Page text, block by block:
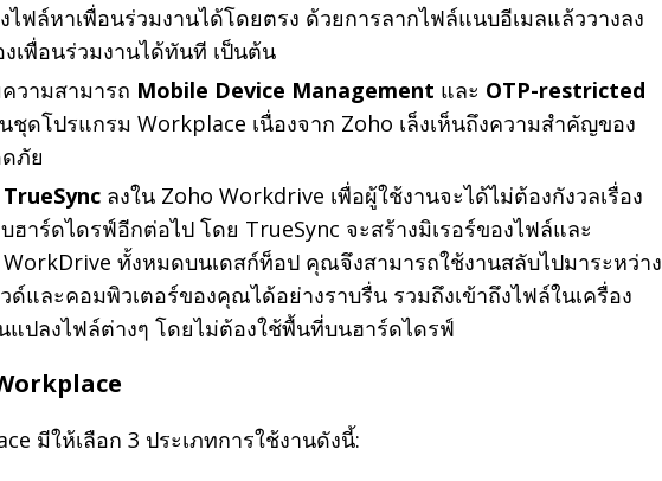
ไฟล์หาเพื่อนร่วมงานได้โดยตรง ด้วยการลากไฟล์แนบอีเมลแล้ววางลง
เพื่อนร่วมงานได้ทันที เป็นต้น
ความสามารถ Mobile Device Management และ OTP-restricted
ชุดโปรแกรม Workplace เนื่องจาก Zoho เล็งเห็นถึงความสำคัญของ
ภัย
TrueSync ลงใน Zoho Workdrive เพื่อผู้ใช้งานจะได้ไม่ต้องกังวลเรื่อง
ฮาร์ดไดรฟ์อีกต่อไป โดย TrueSync จะสร้างมิเรอร์ของไฟล์และ
ทั้งหมดบนเดสก์ท็อป คุณจึงสามารถใช้งานสลับไปมาระหว่าง
ด์และคอมพิวเตอร์ของคุณได้อย่างราบรื่น รวมถึงเข้าถึงไฟล์ในเครื่อง
แปลงไฟล์ต่างๆ โดยไม่ต้องใช้พื้นที่บนฮาร์ดไดรฟ์
มีให้เลือก 3 ประเภทการใช้งานดังนี้: